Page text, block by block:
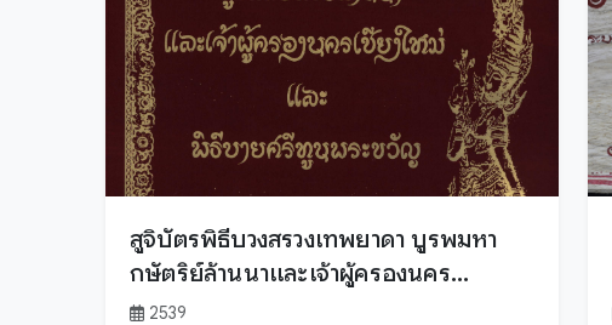
นิทานพื้นบ้าน
บทสวด, คำไหวต่างๆ
ปกิณกะ
ประวัติศาสตร์
พระไตรปิฎก - พระวินัยปิฎก
พระไตรปิฎก - พระอภิธรรมปีฎก
พระไตรปิฎกแบบย่อ
ไทลื้อ
ไทเขิน
กรุงเทพมหานคร
กาญจนบุรี
กาฬสินธุ์
กำแพงเพชร
ขอนแก่น
สูจิบัตรพิธีบวงสรวงเทพยาดา บูรพมหา
กษัตริย์ล้านนาและเจ้าผู้ครองนคร
เชียงใหม่ และพิธีบายศรีทูลพระขวัญ
2539